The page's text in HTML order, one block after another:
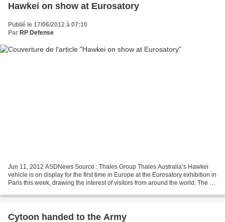
Hawkei on show at Eurosatory
Publié le 17/06/2012 à 07:10
Par RP Defense
Jun 11, 2012 ASDNews Source : Thales Group Thales Australia’s Hawkei
vehicle is on display for the first time in Europe at the Eurosatory exhibition in
Paris this week, drawing the interest of visitors from around the world. The 7-
Cytoon handed to the Army